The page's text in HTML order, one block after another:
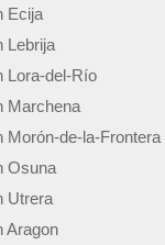
Ecija
Lebrija
Lora-del-Río
Marchena
Morón-de-la-Frontera
Osuna
Utrera
Aragon